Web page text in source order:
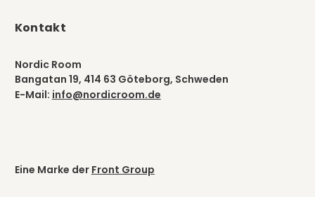
Kontakt
Nordic Room
Bangatan 19, 414 63 Göteborg, Schweden
E-Mail: info@nordicroom.de
Eine Marke der Front Group